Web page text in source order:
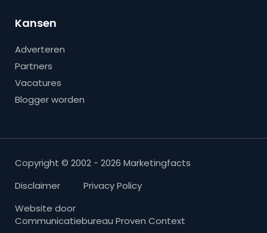
Kansen
Adverteren
Partners
Vacatures
Blogger worden
Copyright © 2002 - 2026 Marketingfacts
Disclaimer
Privacy Policy
Website door
Communicatiebureau Proven Context